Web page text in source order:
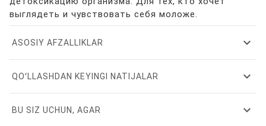
выглядеть и чувствовать себя моложе.
ASOSIY AFZALLIKLAR expand_more
QOʻLLASHDAN KEYINGI NATIJALAR expand_more
BU SIZ UCHUN, AGAR expand_more